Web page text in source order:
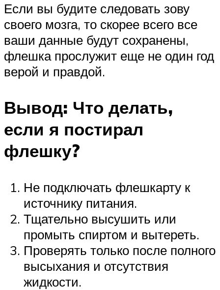
Если вы будите следовать зову
своего мозга, то скорее всего все
ваши данные будут сохранены,
флешка прослужит еще не один год
верой и правдой.
Вывод: Что делать,
если я постирал
флешку?
Не подключать флешкарту к
источнику питания.
Тщательно высушить или
промыть спиртом и вытереть.
Проверять только после полного
высыхания и отсутствия
жидкости.